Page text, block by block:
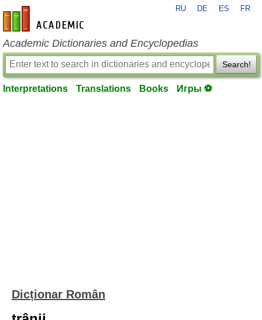
en-academic.com
RU DE ES FR
Academic Dictionaries and Encyclopedias
Search!
Interpretations Translations Books Игры ⚽
Dicționar Român